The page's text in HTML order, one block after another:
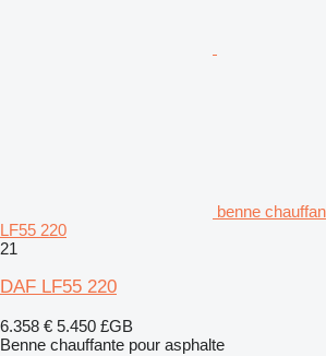
benne
LF55 220
21
DAF LF55 220
6.358 € 5.450 £GB
Benne chauffante pour asphalte